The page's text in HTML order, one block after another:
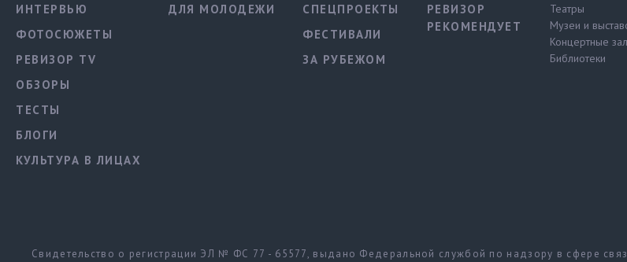
ИНТЕРВЬЮ
ФОТОСЮЖЕТЫ
РЕВИЗОР TV
ОБЗОРЫ
ТЕСТЫ
БЛОГИ
КУЛЬТУРА В ЛИЦАХ
ДЛЯ МОЛОДЕЖИ
СПЕЦПРОЕКТЫ
ФЕСТИВАЛИ
ЗА РУБЕЖОМ
РЕВИЗОР
РЕКОМЕНДУЕТ
Театры
Музеи и
Концертные
Библиотеки
Свидетельство о регистрации ЭЛ № ФС 77 - 65577, выдано Федеральной службой по надзору в сфере